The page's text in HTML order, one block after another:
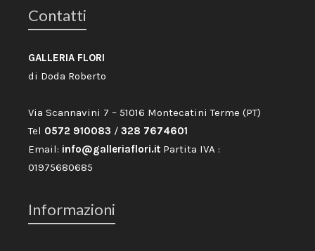
Contatti
GALLERIA FLORI
di Doda Roberto
Via Scannavini 7 – 51016 Montecatini Terme (PT)
Tel 0572 910083 / 328 7674601
Email: info@galleriaflori.it Partita IVA :
01975680685
Informazioni